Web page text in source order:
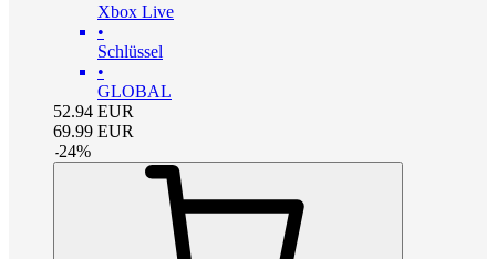
Xbox Live
•
Schlüssel
•
GLOBAL
52.94 EUR
69.99 EUR
-24%